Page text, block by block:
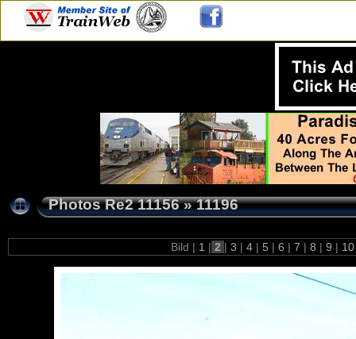
Photos Re2 11156»11196
Bild | 1 | 2 | 3 | 4 | 5 | 6 | 7 | 8 | 9 |